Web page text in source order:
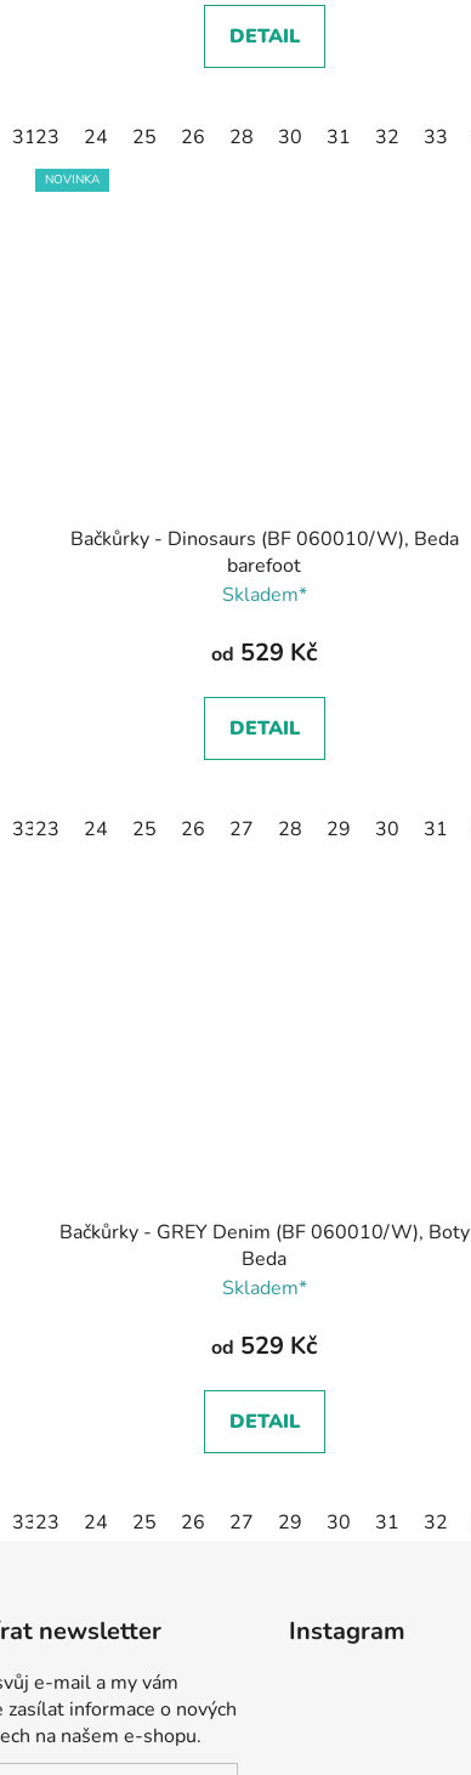
31
DETAIL
23 24 25 26 28 30 31 32 33
33
NOVINKA
Bačkůrky - Dinosaurs (BF 060010/W), Beda
barefoot
Skladem*
od 529 Kč
DETAIL
23 24 25 26 27 28 29 30 31
33
Bačkůrky - GREY Denim (BF 060010/W), Boty
Beda
Skladem*
od 529 Kč
DETAIL
23 24 25 26 27 29 30 31 32
newsletter
e-mail a my vám
zasílat informace o nových
na našem e-shopu.
Instagram